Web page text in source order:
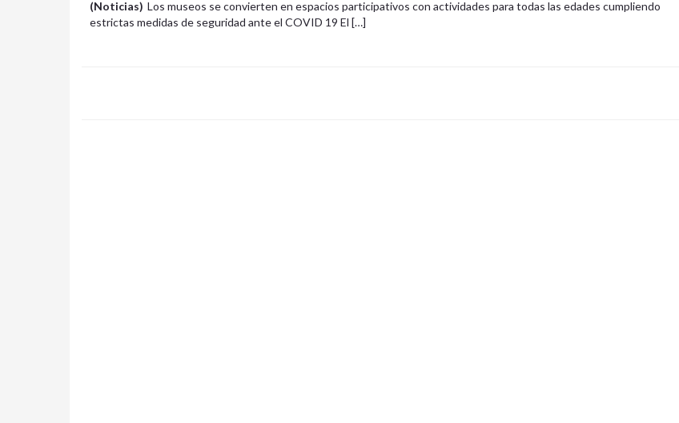
(Noticias) Los museos se convierten en espacios participativos con actividades para todas las edades cumpliendo
estrictas medidas de seguridad ante el COVID 19 El […]